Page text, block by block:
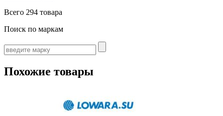
Всего 294 товара
Поиск по маркам
Похожие товары